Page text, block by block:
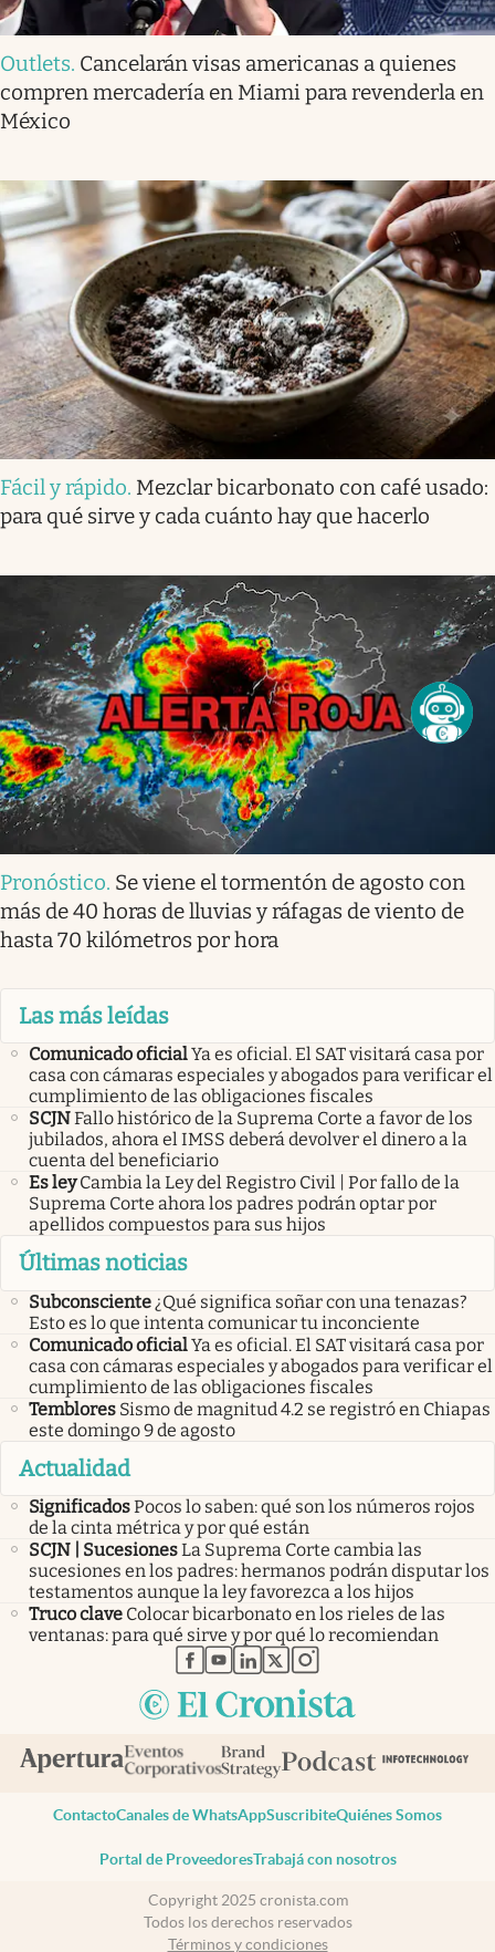
Outlets. Cancelarán visas americanas a quienes
compren mercadería en Miami para revenderla en
México
Fácil y rápido. Mezclar bicarbonato con café usado:
para qué sirve y cada cuánto hay que hacerlo
Pronóstico. Se viene el tormentón de agosto con
más de 40 horas de lluvias y ráfagas de viento de
hasta 70 kilómetros por hora
Las más leídas
Comunicado oficialYa es oficial. El SAT visitará casa por
casa con cámaras especiales y abogados para verificar el
cumplimiento de las obligaciones fiscales
SCJNFallo histórico de la Suprema Corte a favor de los
jubilados, ahora el IMSS deberá devolver el dinero a la
cuenta del beneficiario
Es ley Cambia la Ley del Registro Civil | Por fallo de la
Suprema Corte ahora los padres podrán optar por
apellidos compuestos para sus hijos
Últimas noticias
Subconsciente ¿Qué significa soñar con una tenazas?
Esto es lo que intenta comunicar tu inconciente
Comunicado oficialYa es oficial. El SAT visitará casa por
casa con cámaras especiales y abogados para verificar el
cumplimiento de las obligaciones fiscales
Temblores Sismo de magnitud 4.2 se registró en Chiapas
este domingo 9 de agosto
Actualidad
SignificadosPocos lo saben: qué son los números rojos
de la cinta métrica y por qué están
SCJN | SucesionesLa Suprema Corte cambia las
sucesiones en los padres: hermanos podrán disputar los
testamentos aunque la ley favorezca a los hijos
Truco clave Colocar bicarbonato en los rieles de las
ventanas: para qué sirve y por qué lo recomiendan
abre en nueva pestaña
abre en nueva pestaña
abre en nueva pestaña
abre en nueva pestaña
abre en nueva pestaña
ContactoCanales de WhatsAppSuscribiteQuiénes Somos
Portal de ProveedoresTrabajá con nosotros
Copyright 2025 cronista.com
Todos los derechos reservados
Términos y condiciones